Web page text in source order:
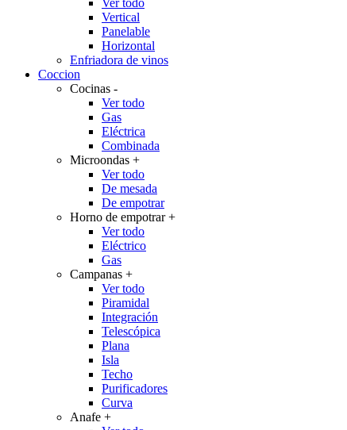
Ver todo
Vertical
Panelable
Horizontal
Enfriadora de vinos
Coccion
Cocinas -
Ver todo
Gas
Eléctrica
Combinada
Microondas +
Ver todo
De mesada
De empotrar
Horno de empotrar+
Ver todo
Eléctrico
Gas
Campanas +
Ver todo
Piramidal
Integración
Telescópica
Plana
Isla
Techo
Purificadores
Curva
Anafe +